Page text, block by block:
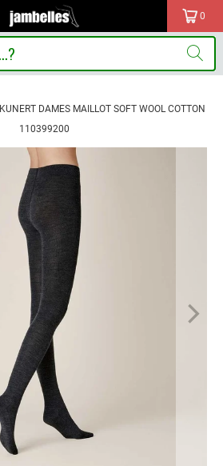
0
KUNERT DAMES MAILLOT SOFT WOOL COTTON
110399200